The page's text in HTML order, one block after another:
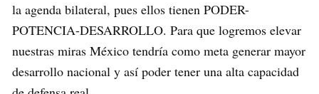
la agenda bilateral, pues ellos tienen PODER-
POTENCIA-DESARROLLO. Para que logremos elevar
nuestras miras México tendría como meta generar mayor
desarrollo nacional y así poder tener una alta capacidad